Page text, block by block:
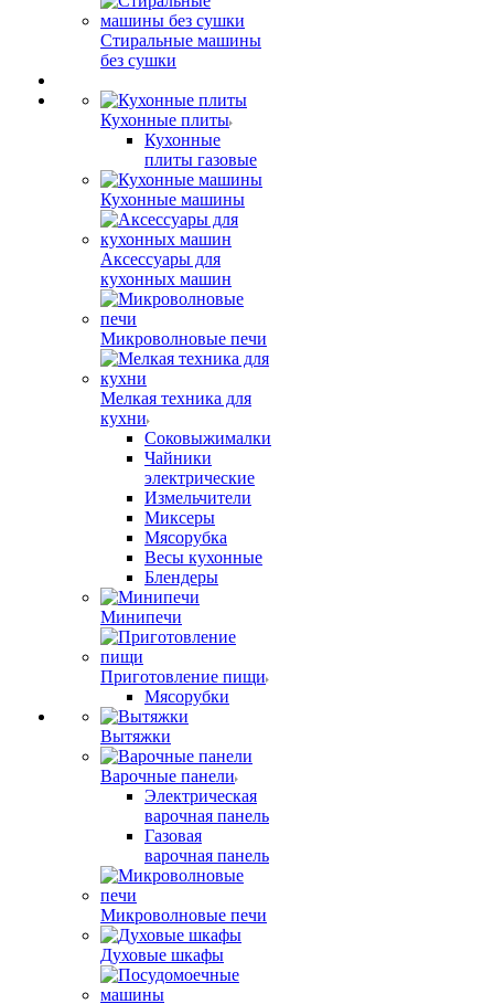
Стиральные машины
без сушки
Кухонные плиты
Кухонные
плиты газовые
Кухонные машины
Аксессуары для
кухонных машин
Микроволновые печи
Мелкая техника для
кухни
Соковыжималки
Чайники
электрические
Измельчители
Миксеры
Мясорубка
Весы кухонные
Блендеры
Минипечи
Приготовление пищи
Мясорубки
Вытяжки
Варочные панели
Электрическая
варочная панель
Газовая
варочная панель
Микроволновые печи
Духовые шкафы